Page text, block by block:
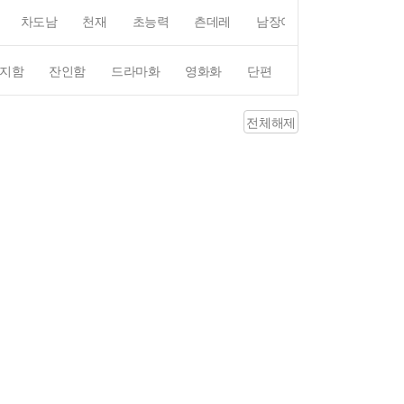
차도남 천재 초능력 츤데레 남장여자
함 잔인함 드라마화 영화화 단편
전체해제